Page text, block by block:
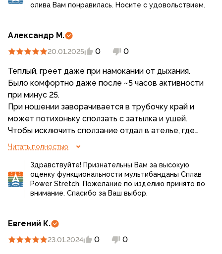
олива Вам понравилась. Носите с удовольствием.
Александр М.
20.01.2025 0 0
Теплый, греет даже при намокании от дыхания.
Было комфортно даже после ~5 часов активности
при минус 25.
При ношении заворачивается в трубочку край и
может потихоньку сползать с затылка и ушей.
Чтобы исключить сползание отдал в ателье, где
сделали подворот и прошили его.
ателье немного натягивают материал баф
приобретает конусообразную форму
Читать полностью
Здравствуйте! Признательны Вам за высокую
оценку функциональности мультибанданы Сплав
Power Stretch. Пожелание по изделию принято во
внимание. Спасибо за Ваш выбор.
Евгений К.
23.01.2024 0 0